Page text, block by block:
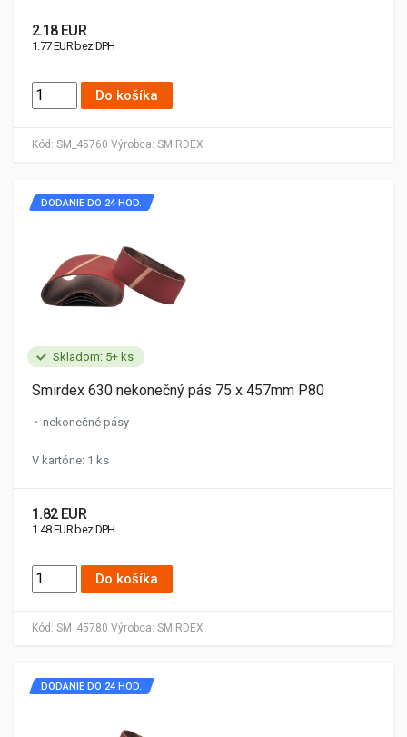
Kód: SM_45760 Výrobca: SMIRDEX
2.18 EUR
1.77 EUR bez DPH
Do košíka
Skladom: 5+ ks
Kód: SM_45780 Výrobca: SMIRDEX
DODANIE DO 24 HOD.
Smirdex 630 nekonečný pás 75 x 457mm P80
nekonečné pásy
V kartóne: 1 ks
1.82 EUR
1.48 EUR bez DPH
Do košíka
DODANIE DO 24 HOD.